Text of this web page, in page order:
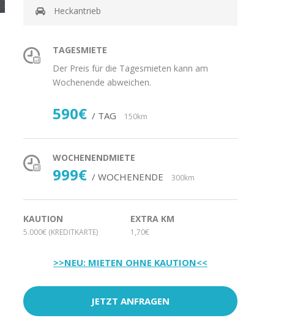
Heckantrieb
TAGESMIETE
Der Preis für die Tagesmieten kann am
Wochenende abweichen.
590€ / TAG 150km
WOCHENENDMIETE
999€ / WOCHENENDE 300km
KAUTION
5.000€ (KREDITKARTE)
EXTRA KM
1,70€
>>NEU: MIETEN OHNE KAUTION<<
JETZT ANFRAGEN